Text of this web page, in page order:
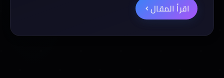
اقرأ المقال